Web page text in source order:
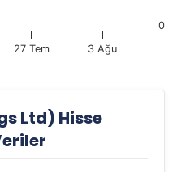
27 Tem 3 Ağu
0
Ltd) Hisse